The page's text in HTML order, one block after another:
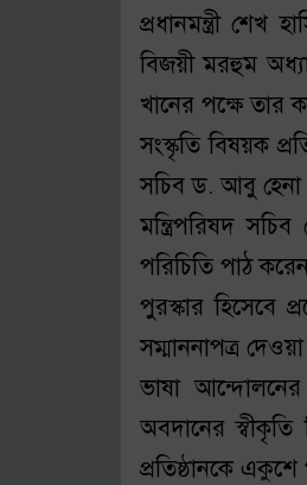
প্রধানমন্ত্রী
বিজয়ী মরহুম
খানের পক্ষে তার
সংস্কৃতি বিষয়ক
সচিব ড. আবু হেনা
মন্ত্রিপরিষদ
পরিচিতি পাঠ
পুরস্কার হিসেবে
সম্মাননাপত্র
ভাষা আন্দোলনের
অবদানের
প্রতিষ্ঠানকে